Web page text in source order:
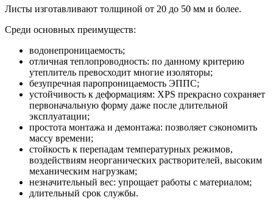
Листы изготавливают толщиной от 20 до 50 мм и более.
Среди основных преимуществ:
водонепроницаемость;
отличная теплопроводность: по данному критерию
утеплитель превосходит многие изоляторы;
безупречная паропроницаемость ЭППС;
устойчивость к деформациям: XPS прекрасно сохраняет
первоначальную форму даже после длительной
эксплуатации;
простота монтажа и демонтажа: позволяет сэкономить
массу времени;
стойкость к перепадам температурных режимов,
воздействиям неорганических растворителей, высоким
механическим нагрузкам;
незначительный вес: упрощает работы с материалом;
длительный срок службы.